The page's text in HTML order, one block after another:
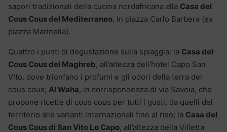
sapori tradizionali della cucina nordafricana alla Casa del
Cous Cous del Mediterraneo, in piazza Carlo Barbera (ex
piazza Marinella).
Quattro i punti di degustazione sulla spiaggia: la Casa del
Cous Cous del Maghreb, all’altezza dell’hotel Capo San
Vito, dove trionfano i profumi e gli odori della terra del
cous cous; Al Waha, in corrispondenza di via Savoia, che
propone ricette di cous cous per tutti i gusti, da quelli del
territorio alle varianti internazionali fino al riso; la Casa del
Cous Cous di San Vito Lo Capo, all’altezza della Villetta